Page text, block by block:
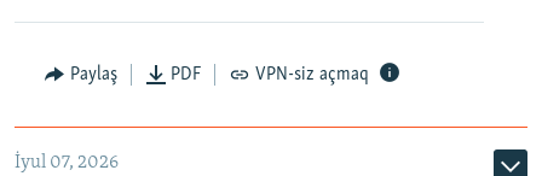
Paylaş PDF VPN-siz açmaq
İyul 07, 2026